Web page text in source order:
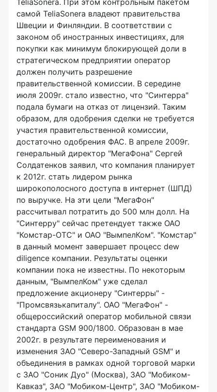
TeliaSonera. При этом контрольным пакетом
самой TeliaSonera владеют правительства
Швеции и Финляндии. В соответствии с
законом об иностранных инвестициях, для
покупки как минимум блокирующей доли в
стратегическом предприятии оператор
должен получить разрешение
правительственной комиссии. В середине
июля 2009г. стало известно, что "Синтерра"
подала бумаги на отказ от лицензий. Таким
образом, для одобрения сделки не требуется
участия правительственной комиссии,
достаточно одобрения ФАС. В апреле 2009г.
генеральный директор "МегаФона" Сергей
Солдатенков заявил, что компания планирует
к 2012г. стать лидером рынка
широкополосного доступа в интернет (ШПД)
по выручке. На эти цели "МегаФон"
рассчитывал потратить до 500 млн долл. На
"Синтерру" сейчас претендует также ОАО
"Комстар-ОТС" и ОАО "ВымпелКом". "Комстар"
в данный момент завершает процесс dew
diligence компании. Результаты оценки
компании пока не известны. По некоторым
данным, "ВымпелКом" уже сделал
предложение акционеру "Синтерры" -
"Промсвязькапиталу". ОАО "МегаФон" -
общероссийский оператор мобильной связи
стандарта GSM 900/1800. Образован в мае
2002г. в результате переименования и
изменения ЗАО "Северо-Западный GSM" и
объединения в рамках одной торговой марки
с ЗАО "Соник Дуо" (Москва), ЗАО "Мобиком-
Кавказ", ЗАО "Мобиком-Центр", ЗАО "Мобиком-